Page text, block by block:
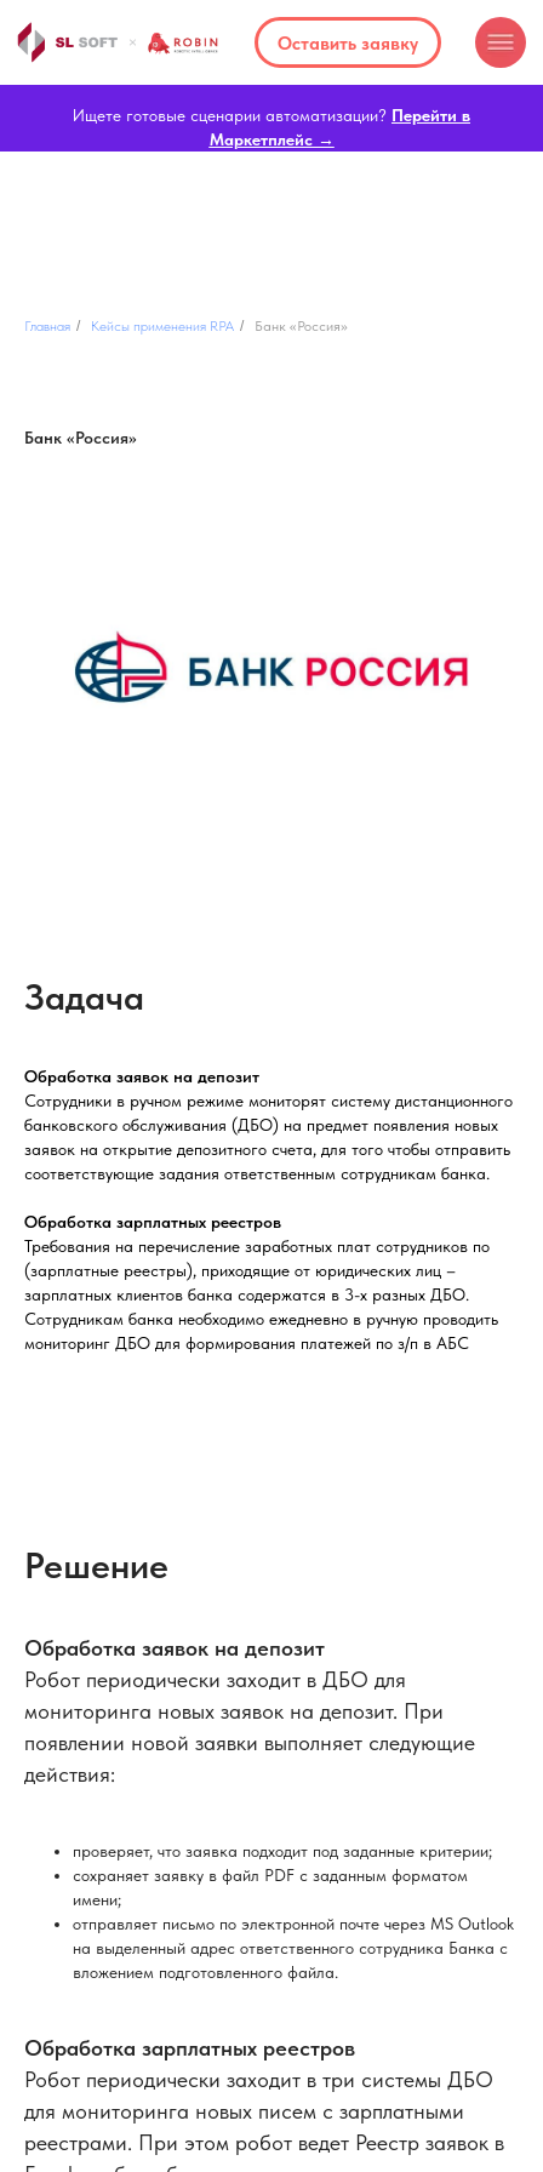
Оставить заявку
Ищете готовые сценарии автоматизации? Перейти в
Маркетплейс →
Главная / Кейсы применения RPA / Банк «Россия»
Банк «Россия»
Задача
Обработка заявок на депозит
Сотрудники в ручном режиме мониторят систему дистанционного
банковского обслуживания (ДБО) на предмет появления новых
заявок на открытие депозитного счета, для того чтобы отправить
соответствующие задания ответственным сотрудникам банка.
Обработка зарплатных реестров
Требования на перечисление заработных плат сотрудников по
(зарплатные реестры), приходящие от юридических лиц –
зарплатных клиентов банка содержатся в 3-х разных ДБО.
Сотрудникам банка необходимо ежедневно в ручную проводить
мониторинг ДБО для формирования платежей по з/п в АБС
Решение
Обработка заявок на депозит
Робот периодически заходит в ДБО для
мониторинга новых заявок на депозит. При
появлении новой заявки выполняет следующие
действия:
проверяет, что заявка подходит под заданные критерии;
сохраняет заявку в файл PDF с заданным форматом
имени;
отправляет письмо по электронной почте через MS Outlook
на выделенный адрес ответственного сотрудника Банка с
вложением подготовленного файла.
Обработка зарплатных реестров
Робот периодически заходит в три системы ДБО
для мониторинга новых писем с зарплатными
реестрами. При этом робот ведет Реестр заявок в